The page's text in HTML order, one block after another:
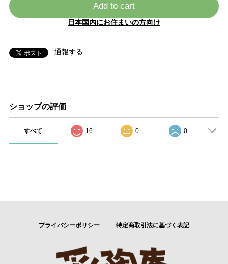
Add to cart
日本国内にお住まいの方向け
通報する
ショップの評価
すべて 16 0 0
プライバシーポリシー 特定商取引法に基づく表記